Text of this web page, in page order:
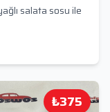
salata sosu ile
₺375